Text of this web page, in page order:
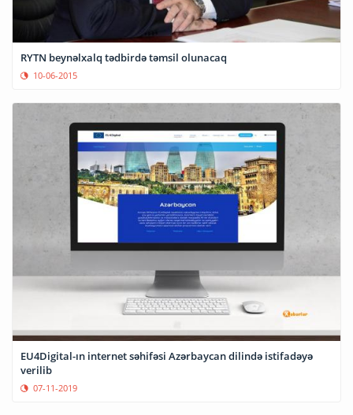
RYTN beynəlxalq tədbirdə təmsil olunacaq
10-06-2015
EU4Digital-ın internet səhifəsi Azərbaycan dilində istifadəyə
verilib
07-11-2019